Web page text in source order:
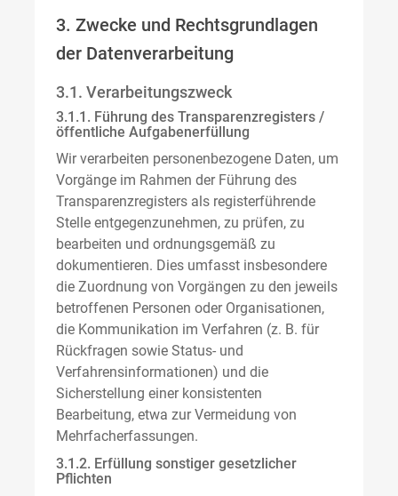
3. Zwecke und Rechtsgrundlagen
der Datenverarbeitung
3.1. Verarbeitungszweck
3.1.1. Führung des Transparenzregisters /
öffentliche Aufgabenerfüllung
Wir verarbeiten personenbezogene Daten, um
Vorgänge im Rahmen der Führung des
Transparenzregisters als registerführende
Stelle entgegenzunehmen, zu prüfen, zu
bearbeiten und ordnungsgemäß zu
dokumentieren. Dies umfasst insbesondere
die Zuordnung von Vorgängen zu den jeweils
betroffenen Personen oder Organisationen,
die Kommunikation im Verfahren (z. B. für
Rückfragen sowie Status- und
Verfahrensinformationen) und die
Sicherstellung einer konsistenten
Bearbeitung, etwa zur Vermeidung von
Mehrfacherfassungen.
3.1.2. Erfüllung sonstiger gesetzlicher
Pflichten